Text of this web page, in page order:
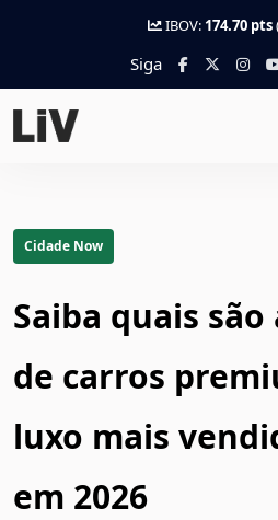
IBOV: 174.70 pts
Siga
Cidade Now
Saiba quais são
de carros
luxo mais
em 2026